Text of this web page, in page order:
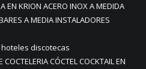
EN KRION ACERO INOX A MEDIDA
A MEDIA INSTALADORES
discotecas
COCTELERIA CÓCTEL COCKTAIL EN